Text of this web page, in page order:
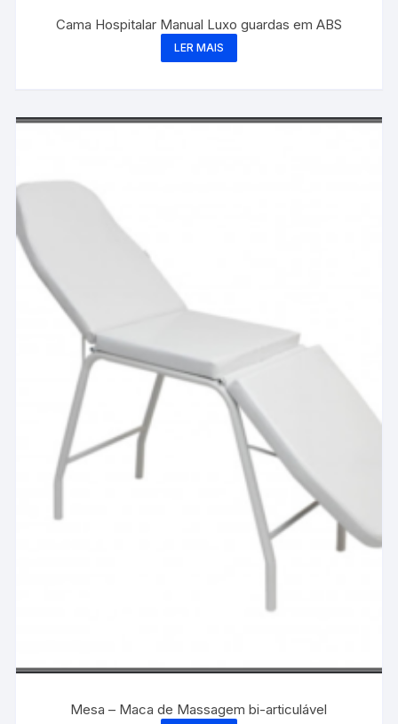
Cama Hospitalar Manual Luxo guardas em ABS
LER MAIS
Mesa – Maca de Massagem bi-articulável